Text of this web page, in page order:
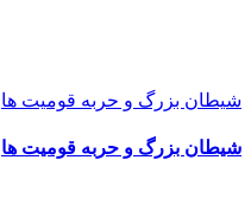
شیطان بزرگ و حربه قومیت ها
شیطان بزرگ و حربه قومیت ها